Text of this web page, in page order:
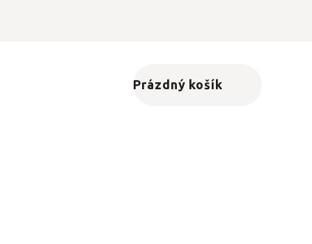
Nákupní košík
Prázdný košík